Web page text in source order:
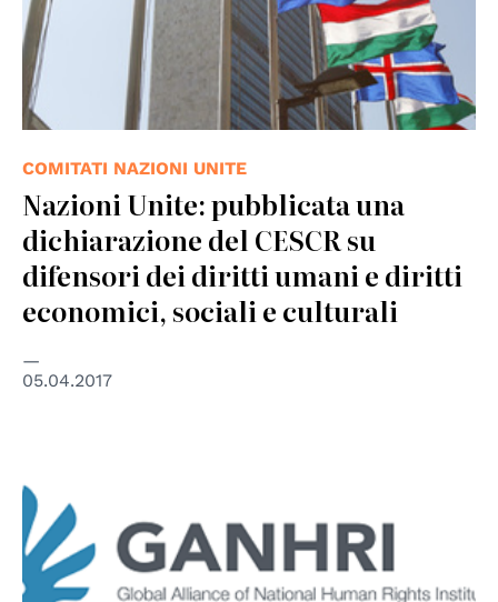
COMITATI NAZIONI UNITE
Nazioni Unite: pubblicata una
dichiarazione del CESCR su
difensori dei diritti umani e diritti
economici, sociali e culturali
05.04.2017